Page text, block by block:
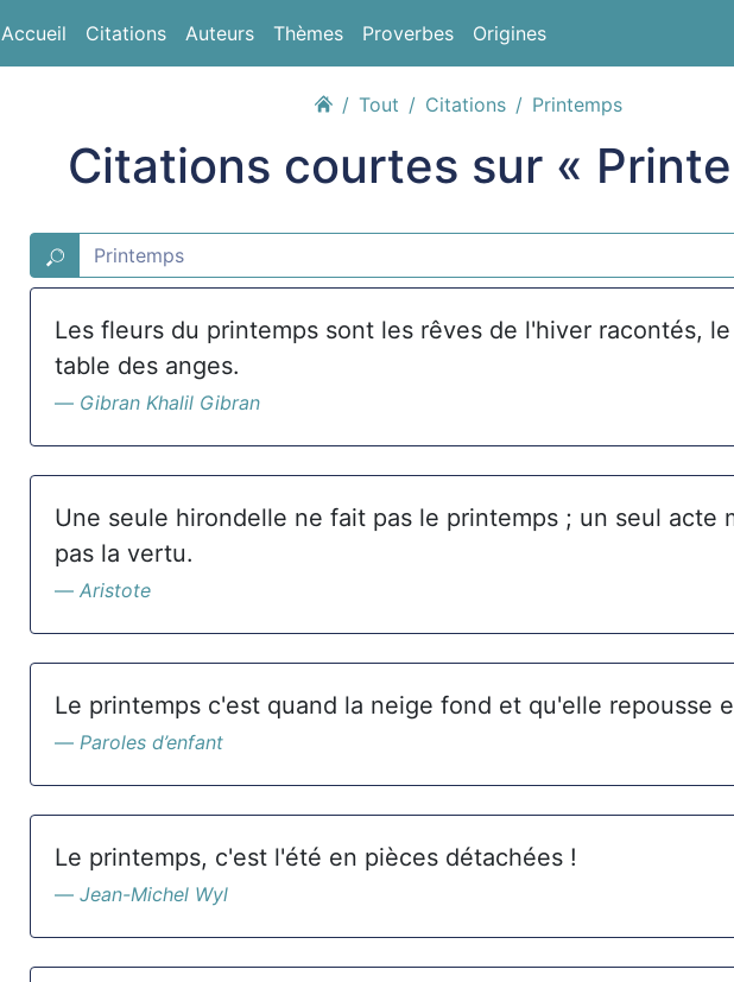
Accueil Citations Auteurs Thèmes Proverbes Origines
Tout Citations Printemps
Citations courtes sur «
Les fleurs du printemps sont les rêves de l'hiver racontés,
table des anges.
Gibran Khalil Gibran
Une seule hirondelle ne fait pas le printemps ; un seul acte
pas la vertu.
Aristote
Le printemps c'est quand la neige fond et qu'elle repousse
Paroles d’enfant
Le printemps, c'est l'été en pièces détachées !
Jean-Michel Wyl